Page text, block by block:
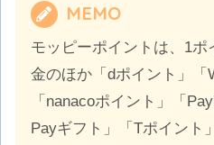
MEMO
モッピーポイントは、1ポ
金のほか「dポイント」「
「nanacoポイント」「
Payギフト」「Tポイント